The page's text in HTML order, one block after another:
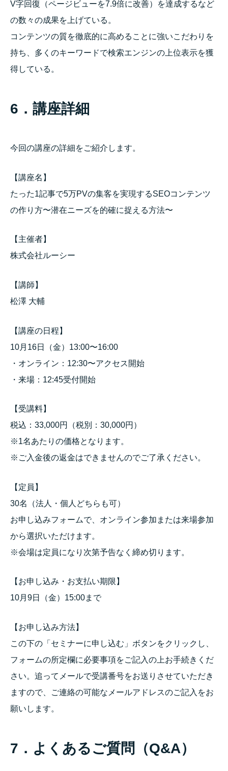
V字回復（ページビューを7.9倍に改善）を達成するなど
の数々の成果を上げている。
コンテンツの質を徹底的に高めることに強いこだわりを
持ち、多くのキーワードで検索エンジンの上位表示を獲
得している。
6．講座詳細
今回の講座の詳細をご紹介します。
【講座名】
たった1記事で5万PVの集客を実現するSEOコンテンツ
の作り方〜潜在ニーズを的確に捉える方法〜
【主催者】
株式会社ルーシー
【講師】
松澤 大輔
【講座の日程】
10月16日（金）13:00〜16:00
・オンライン：12:30〜アクセス開始
・来場：12:45受付開始
【受講料】
税込：33,000円（税別：30,000円）
※1名あたりの価格となります。
※ご入金後の返金はできませんのでご了承ください。
【定員】
30名（法人・個人どちらも可）
お申し込みフォームで、オンライン参加または来場参加
から選択いただけます。
※会場は定員になり次第予告なく締め切ります。
【お申し込み・お支払い期限】
10月9日（金）15:00まで
【お申し込み方法】
この下の「セミナーに申し込む」ボタンをクリックし、
フォームの所定欄に必要事項をご記入の上お手続きくだ
さい。追ってメールで受講番号をお送りさせていただき
ますので、ご連絡の可能なメールアドレスのご記入をお
願いします。
7．よくあるご質問（Q&A）